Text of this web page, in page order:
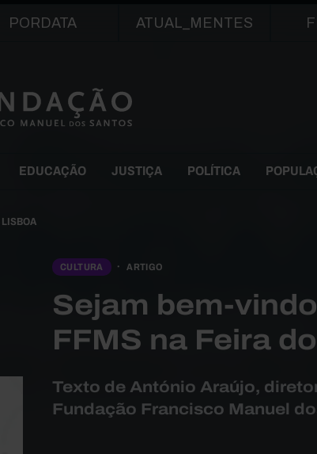
PORDATA ATUAL_MENTES
EDUCAÇÃO JUSTIÇA POLÍTICA
LISBOA
CULTURA ARTIGO
Sejam bem-
FFMS na Feira
Texto de António Araújo,
Fundação Francisco Manuel